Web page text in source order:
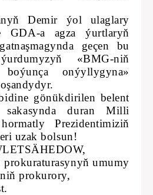
Demir ýol ulaglary
GDA-a agza ýurtlaryň
geçen bu
«BMG-niň
onýyllygyna»
gönükdirilen belent
sakasynda duran Milli
Prezidentimiziň
uzak bolsun!
prokuraturasynyň umumy
prokurory,